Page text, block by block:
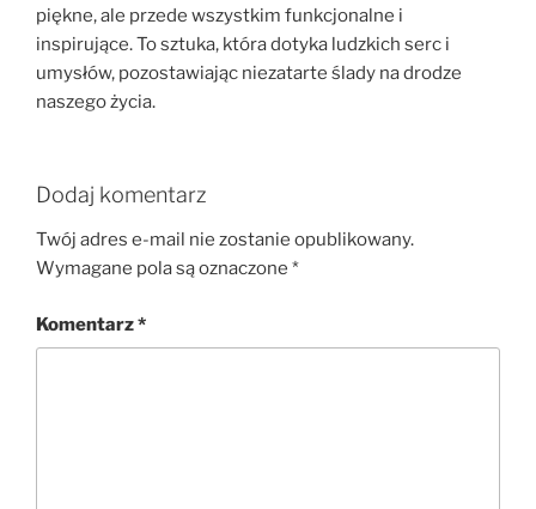
piękne, ale przede wszystkim funkcjonalne i
inspirujące. To sztuka, która dotyka ludzkich serc i
umysłów, pozostawiając niezatarte ślady na drodze
naszego życia.
Dodaj komentarz
Twój adres e-mail nie zostanie opublikowany.
Wymagane pola są oznaczone *
Komentarz*